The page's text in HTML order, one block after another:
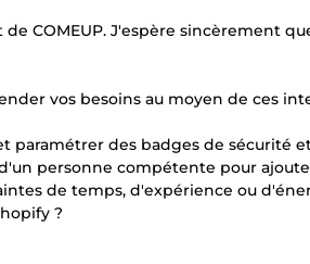
COMEUP. J'espère sincèrement
vos besoins au moyen de ces
paramétrer des badges de sécurité
personne compétente pour
de temps, d'expérience ou
?